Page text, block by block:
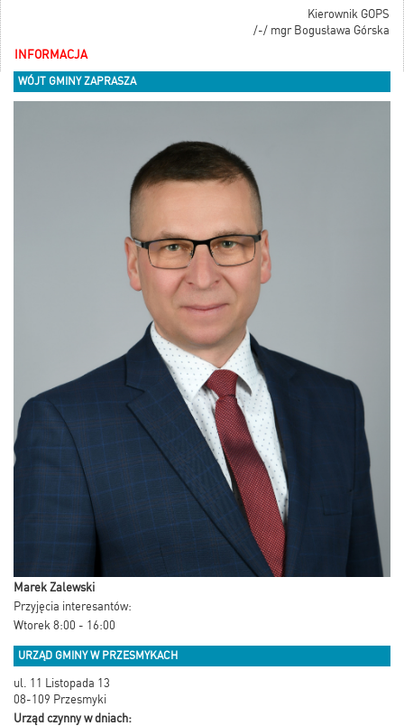
Kierownik GOPS
/-/ mgr Bogusława Górska
INFORMACJA
WÓJT GMINY ZAPRASZA
Marek Zalewski
Przyjęcia interesantów:
Wtorek 8:00 - 16:00
URZĄD GMINY W PRZESMYKACH
ul. 11 Listopada 13
08-109 Przesmyki
Urząd czynny w dniach: